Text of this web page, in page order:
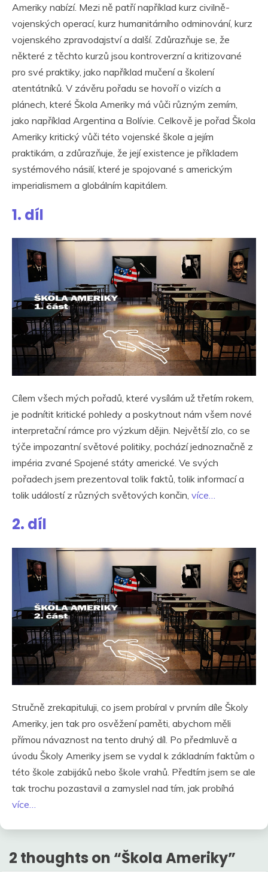
Ameriky nabízí. Mezi ně patří například kurz civilně-
vojenských operací, kurz humanitárního odminování, kurz
vojenského zpravodajství a další. Zdůrazňuje se, že
některé z těchto kurzů jsou kontroverzní a kritizované
pro své praktiky, jako například mučení a školení
atentátníků. V závěru pořadu se hovoří o vizích a
plánech, které Škola Ameriky má vůči různým zemím,
jako například Argentina a Bolívie. Celkově je pořad Škola
Ameriky kritický vůči této vojenské škole a jejím
praktikám, a zdůrazňuje, že její existence je příkladem
systémového násilí, které je spojované s americkým
imperialismem a globálním kapitálem.
1. díl
Cílem všech mých pořadů, které vysílám už třetím rokem,
je podnítit kritické pohledy a poskytnout nám všem nové
interpretační rámce pro výzkum dějin. Největší zlo, co se
týče impozantní světové politiky, pochází jednoznačně z
impéria zvané Spojené státy americké. Ve svých
pořadech jsem prezentoval tolik faktů, tolik informací a
tolik událostí z různých světových končin, více…
2. díl
Stručně zrekapituluji, co jsem probíral v prvním díle Školy
Ameriky, jen tak pro osvěžení paměti, abychom měli
přímou návaznost na tento druhý díl. Po předmluvě a
úvodu Školy Ameriky jsem se vydal k základním faktům o
této škole zabijáků nebo škole vrahů. Předtím jsem se ale
tak trochu pozastavil a zamyslel nad tím, jak probíhá
více…
2 thoughts on “Škola Ameriky”